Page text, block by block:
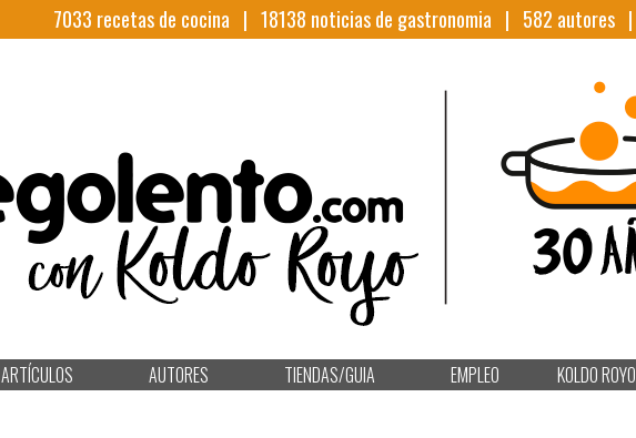
7033 recetas de cocina | 18138 noticias de gastronomia | 582 autores |
ARTÍCULOS AUTORES TIENDAS/GUIA EMPLEO KOLDO ROYO